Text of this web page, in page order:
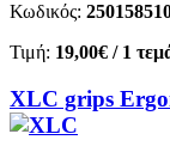
Κωδικός:
Τιμή: 19,00€ / 1
XLC grips